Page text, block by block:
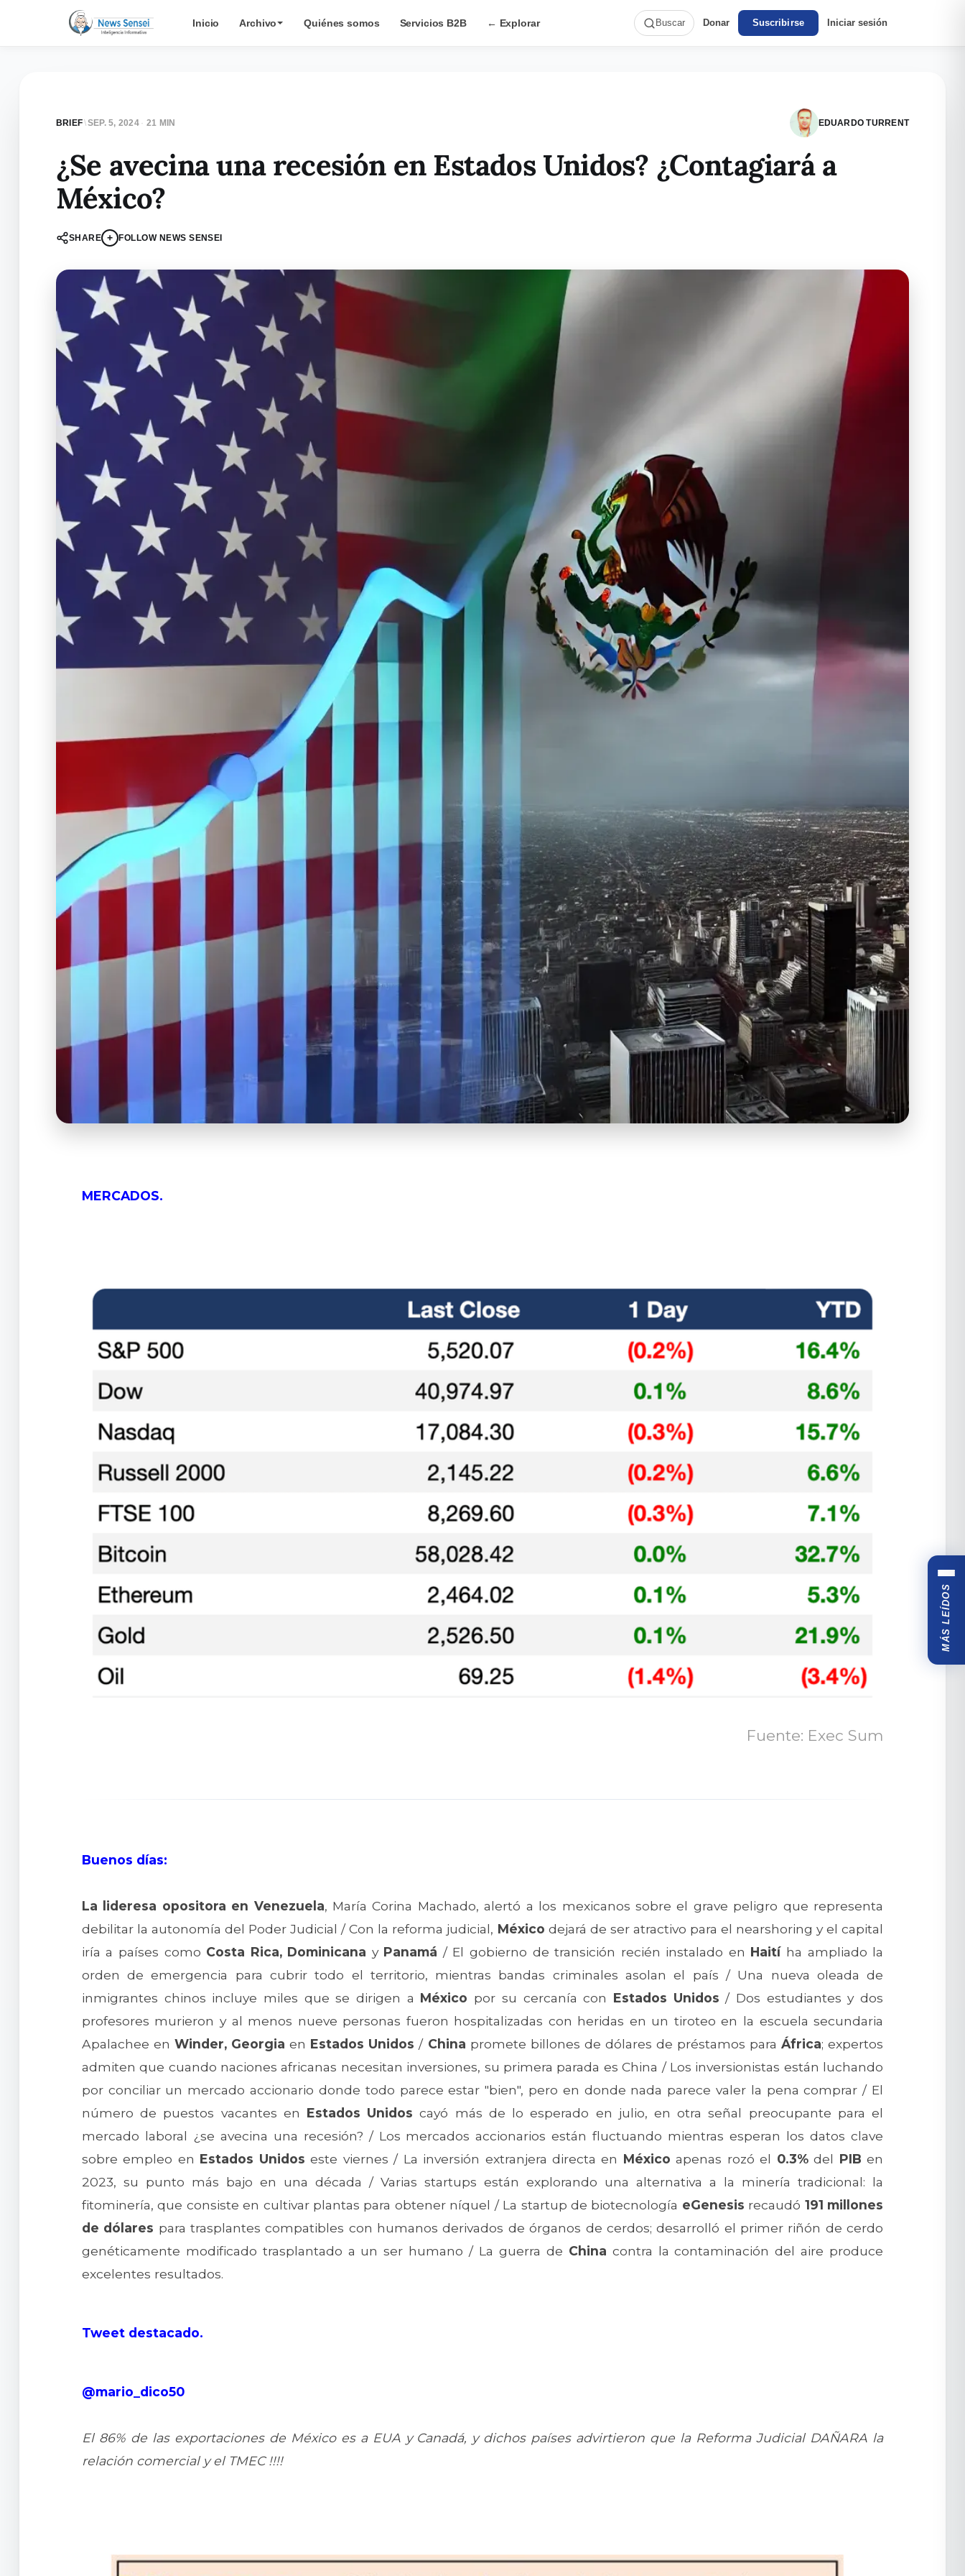
Inicio Archivo Quiénes somos Servicios B2B ← Explorar Buscar Donar Suscribirse Iniciar sesión
BRIEF\SEP. 5, 2024 · 21 MIN EDUARDO TURRENT
¿Se avecina una recesión en Estados Unidos? ¿Contagiará a
México?
SHARE + FOLLOW NEWS SENSEI
MERCADOS.
Fuente: Exec Sum
Buenos días:
La lideresa opositora en Venezuela, María Corina Machado, alertó a los mexicanos sobre el grave peligro que representa
debilitar la autonomía del Poder Judicial / Con la reforma judicial, México dejará de ser atractivo para el nearshoring y el capital
iría a países como Costa Rica, Dominicana y Panamá / El gobierno de transición recién instalado en Haitíha ampliado la
orden de emergencia para cubrir todo el territorio, mientras bandas criminales asolan el país / Una nueva oleada de
inmigrantes chinos incluye miles que se dirigen a México por su cercanía con Estados Unidos / Dos estudiantes y dos
profesores murieron y al menos nueve personas fueron hospitalizadas con heridas en un tiroteo en la escuela secundaria
Apalachee enWinder, Georgia en Estados Unidos / China promete billones de dólares de préstamos paraÁfrica; expertos
admiten que cuando naciones africanas necesitan inversiones, su primera parada es China / Los inversionistas están luchando
por conciliar un mercado accionario donde todo parece estar "bien", pero en donde nada parece valer la pena comprar / El
número de puestos vacantes en Estados Unidos cayó más de lo esperado en julio, en otra señal preocupante para el
mercado laboral ¿se avecina una recesión? / Los mercados accionarios están fluctuando mientras esperan los datos clave
sobre empleo en Estados Unidos este viernes / La inversión extranjera directa en México apenas rozó el 0.3%del PIB en
2023, su punto más bajo en una década / Varias startups están explorando una alternativa a la minería tradicional: la
fitominería, que consiste en cultivar plantas para obtener níquel / La startup de biotecnología eGenesis recaudó 191 millones
de dólares para trasplantes compatibles con humanos derivados de órganos de cerdos; desarrolló el primer riñón de cerdo
genéticamente modificado trasplantado a un ser humano / La guerra de China contra la contaminación del aire produce
excelentes resultados.
Tweet destacado.
@mario_dico50
El 86% de las exportaciones de México es a EUA y Canadá, y dichos países advirtieron que la Reforma Judicial DAÑARA la
relación comercial y el TMEC !!!!
MÁS LEÍDOS